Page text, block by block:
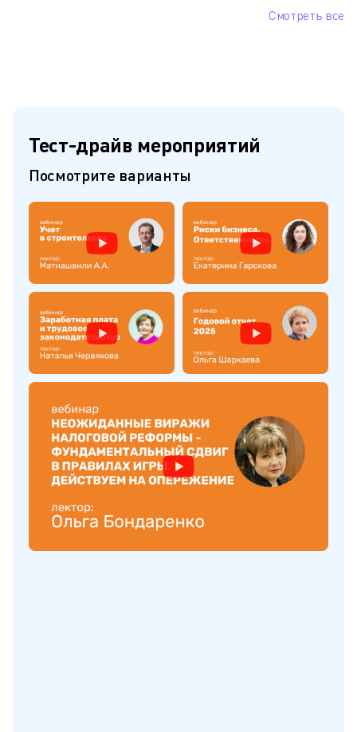
Смотреть все
Тест-драйв мероприятий
Посмотрите варианты